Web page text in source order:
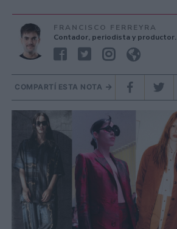
FRANCISCO FERREYRA
Contador, periodista y productor.
COMPARTÍ ESTA NOTA